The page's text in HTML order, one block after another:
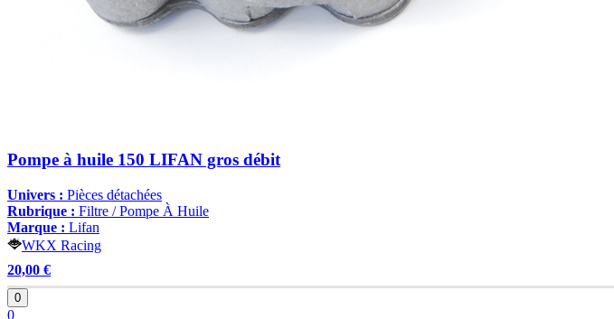
Pompe à huile 150 LIFAN gros débit
Univers : Pièces détachées
Rubrique : Filtre / Pompe À Huile
Marque : Lifan
WKX Racing
20,00 €
0
0